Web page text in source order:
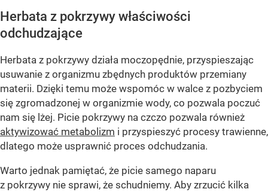
Herbata z pokrzywy właściwości
odchudzające
Herbata z pokrzywy działa moczopędnie, przyspieszając
usuwanie z organizmu zbędnych produktów przemiany
materii. Dzięki temu może wspomóc w walce z pozbyciem
się zgromadzonej w organizmie wody, co pozwala poczuć
nam się lżej. Picie pokrzywy na czczo pozwala również
aktywizować metabolizm i przyspieszyć procesy trawienne,
dlatego może usprawnić proces odchudzania.
Warto jednak pamiętać, że picie samego naparu
z pokrzywy nie sprawi, że schudniemy. Aby zrzucić kilka